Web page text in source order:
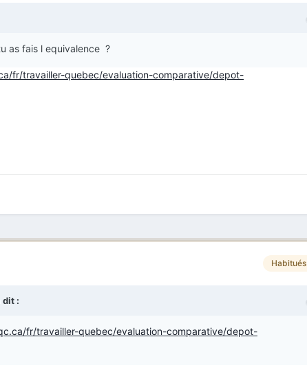
as fais l equivalence ?
fr/travailler-quebec/evaluation-comparative/depot-
Habitués
dit :
fr/travailler-quebec/evaluation-comparative/depot-